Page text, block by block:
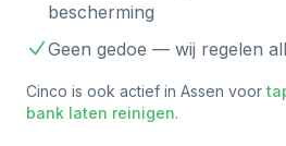
bescherming
Geen gedoe — wij regelen
Cinco is ook actief in Assen voor
bank laten reinigen.